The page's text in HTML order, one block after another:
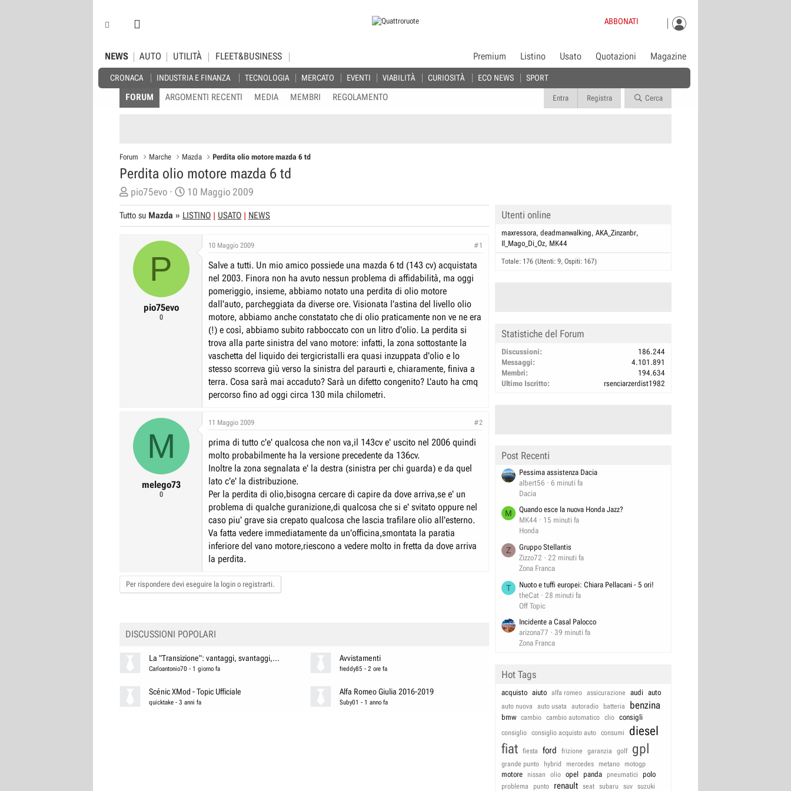
ABBONATI
NEWS
CRONACA INDUSTRIA E FINANZA TECNOLOGIA MERCATO EVENTI VIABILITÀ CURIOSITÀ ECO NEWS SPORT
AUTO UTILITÀ FLEET&BUSINESS Premium Listino Usato Quotazioni Magazine
FORUM ARGOMENTI RECENTI MEDIA MEMBRI REGOLAMENTO Entra Registra Cerca
Forum Marche Mazda Perdita olio motore mazda 6 td
Perdita olio motore mazda 6 td
C
r
e
o
e
pio75evo
D
a
t
i
I
10 Maggio 2009
Tutto su Mazda » LISTINO USATO NEWS
P
pio75evo
0
10 Maggio 2009 #1
Salve a tutti. Un mio amico possiede una mazda 6 td (143 cv) acquistata
nel 2003. Finora non ha avuto nessun problema di affidabilità, ma oggi
pomeriggio, insieme, abbiamo notato una perdita di olio motore
dall'auto, parcheggiata da diverse ore. Visionata l'astina del livello olio
motore, abbiamo anche constatato che di olio praticamente non ve ne era
(!) e così, abbiamo subito rabboccato con un litro d'olio. La perdita si
trova alla parte sinistra del vano motore: infatti, la zona sottostante la
vaschetta del liquido dei tergicristalli era quasi inzuppata d'olio e lo
stesso scorreva giù verso la sinistra del paraurti e, chiaramente, finiva a
terra. Cosa sarà mai accaduto? Sarà un difetto congenito? L'auto ha cmq
percorso fino ad oggi circa 130 mila chilometri.
M
melego73
0
11 Maggio 2009 #2
prima di tutto c'e' qualcosa che non va,il 143cv e' uscito nel 2006 quindi
molto probabilmente ha la versione precedente da 136cv.
Inoltre la zona segnalata e' la destra (sinistra per chi guarda) e da quel
lato c'e' la distribuzione.
Per la perdita di olio,bisogna cercare di capire da dove arriva,se e' un
problema di qualche guranizione,di qualcosa che si e' svitato oppure nel
caso piu' grave sia crepato qualcosa che lascia trafilare olio all'esterno.
Va fatta vedere immediatamente da un'officina,smontata la paratia
inferiore del vano motore,riescono a vedere molto in fretta da dove arriva
la perdita.
Per rispondere devi eseguire la login o registrarti.
DISCUSSIONI POPOLARI
La "Transizione": vantaggi, svantaggi,...
Carloantonio70 - 1 giorno fa
Avvistamenti
freddy85 - 2 ore fa
Scénic XMod - Topic Ufficiale
quicktake - 3 anni fa
Alfa Romeo Giulia 2016-2019
Suby01 - 1 anno fa
Utenti online
maxressora deadmanwalking AKA_Zinzanbr
Il_Mago_Di_Oz MK44
Totale: 176 (Utenti: 9, Ospiti: 167)
Statistiche del Forum
Discussioni
186.244
Messaggi
4.101.891
Membri
194.634
Ultimo Iscritto
rsenciarzerdist1982
Post Recenti
Pessima assistenza Dacia
albert56
6 minuti fa
Dacia
M
Quando esce la nuova Honda Jazz?
MK44
15 minuti fa
Honda
Z
Gruppo Stellantis
Zizzo72
22 minuti fa
Zona Franca
T
Nuoto e tuffi europei: Chiara Pellacani - 5 ori!
theCat
28 minuti fa
Off Topic
Incidente a Casal Palocco
arizona77
39 minuti fa
Zona Franca
Hot Tags
acquisto aiuto alfa romeo assicurazione audi auto
auto nuova auto usata autoradio batteria benzina
bmw cambio cambio automatico clio consigli
consiglio consiglio acquisto auto consumi diesel
fiat fiesta ford frizione garanzia golf gpl
grande punto hybrid mercedes metano motogp
motore nissan olio opel panda pneumatici polo
problema punto renault seat subaru suv suzuki